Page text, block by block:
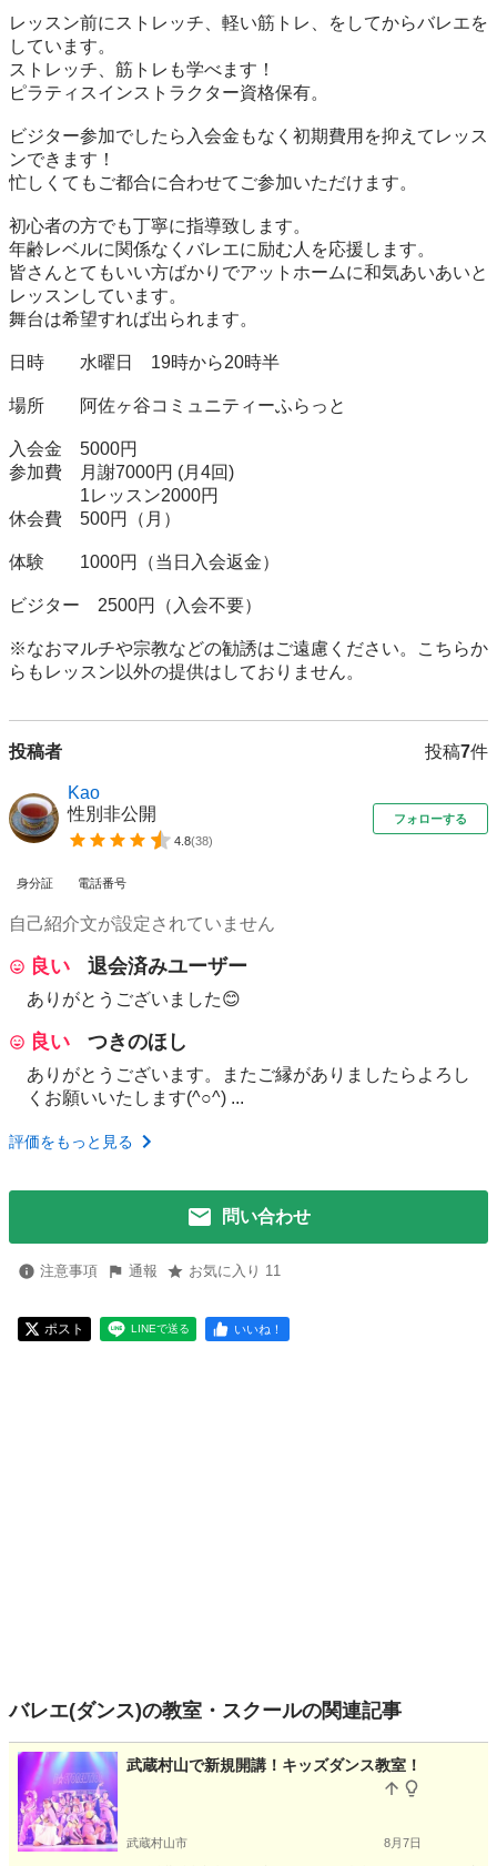
レッスン前にストレッチ、軽い筋トレ、をしてからバレエを
しています。
ストレッチ、筋トレも学べます！
ピラティスインストラクター資格保有。
ビジター参加でしたら入会金もなく初期費用を抑えてレッス
ンできます！
忙しくてもご都合に合わせてご参加いただけます。
初心者の方でも丁寧に指導致します。
年齢レベルに関係なくバレエに励む人を応援します。
皆さんとてもいい方ばかりでアットホームに和気あいあいと
レッスンしています。
舞台は希望すれば出られます。
日時　　水曜日　19時から20時半
場所　　阿佐ヶ谷コミュニティーふらっと
入会金　5000円
参加費　月謝7000円 (月4回)
1レッスン2000円
休会費　500円（月）
体験　　1000円（当日入会返金）
ビジター　2500円（入会不要）
※なおマルチや宗教などの勧誘はご遠慮ください。こちらか
らもレッスン以外の提供はしておりません。
投稿者 投稿7件
Kao
性別非公開
4.8(38)
フォローする
身分証 電話番号
自己紹介文が設定されていません
良い 退会済みユーザー
ありがとうございました😊
良い つきのほし
ありがとうございます。またご縁がありましたらよろし
くお願いいたします(^○^) ...
評価をもっと見る
問い合わせ
注意事項 通報 お気に入り 11
ポスト LINEで送る いいね！
バレエ(ダンス)の教室・スクールの関連記事
武蔵村山で新規開講！キッズダンス教室！
武蔵村山市 8月7日